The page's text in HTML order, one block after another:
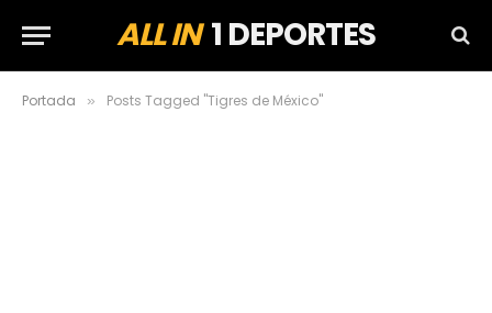
ALL IN1 DEPORTES
Portada » Posts Tagged "Tigres de México"